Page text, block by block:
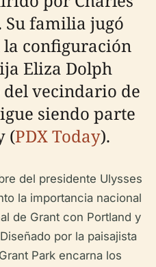
Su familia jugó
la configuración
Eliza Dolph
vecindario de
siendo parte
(PDX Today).
del presidente Ulysses
la importancia nacional
de Grant con Portland y
por la paisajista
Park encarna los